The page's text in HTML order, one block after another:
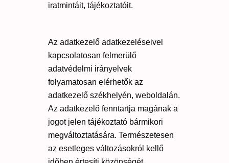
iratmintáit, tájékoztatóit.
Az adatkezelő adatkezeléseivel
kapcsolatosan felmerülő
adatvédelmi irányelvek
folyamatosan elérhetők az
adatkezelő székhelyén, weboldalán.
Az adatkezelő fenntartja magának a
jogot jelen tájékoztató bármikori
megváltoztatására. Természetesen
az esetleges változásokról kellő